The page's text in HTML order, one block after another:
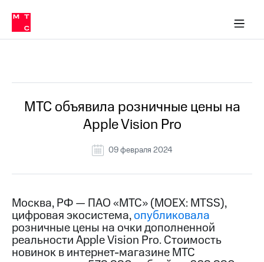
Медиа-центр
и акционерам
Устойчивое развитие
Комплаенс и деловая этика
компании
Карьера
История
компании
Руководство
Контакты
Медиа-центр
Пресс-
в МТС
Пресс-
релизы
о технологиях
МТС объявила розничные цены на
Apple Vision Pro
09 февраля 2024
Москва, РФ — ПАО «МТС» (MOEX: MTSS),
цифровая экосистема,опубликовала
розничные цены на очки дополненной
реальности Apple Vision Pro. Стоимость
новинок в интернет-магазине МТС